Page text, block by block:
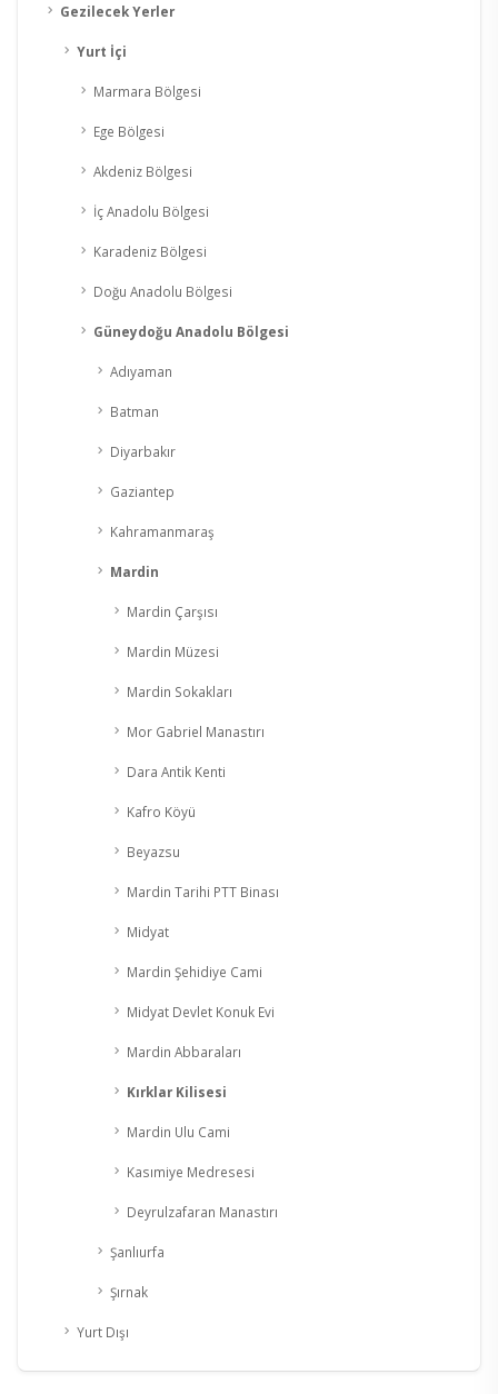
Gezilecek Yerler
Yurt İçi
Marmara Bölgesi
Ege Bölgesi
Akdeniz Bölgesi
İç Anadolu Bölgesi
Karadeniz Bölgesi
Doğu Anadolu Bölgesi
Güneydoğu Anadolu Bölgesi
Adıyaman
Batman
Diyarbakır
Gaziantep
Kahramanmaraş
Mardin
Mardin Çarşısı
Mardin Müzesi
Mardin Sokakları
Mor Gabriel Manastırı
Dara Antik Kenti
Kafro Köyü
Beyazsu
Mardin Tarihi PTT Binası
Midyat
Mardin Şehidiye Cami
Midyat Devlet Konuk Evi
Mardin Abbaraları
Kırklar Kilisesi
Mardin Ulu Cami
Kasımiye Medresesi
Deyrulzafaran Manastırı
Şanlıurfa
Şırnak
Yurt Dışı